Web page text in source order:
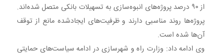
از ۹۰ درصد پروژه‌های انبوه‌سازی به تسهیلات بانکی متصل شده‌اند.
پروژه‌ها روند مناسبی دارند و ظرفیت‌های ایجادشده مانع از توقف
آن‌ها شده است.
وی ادامه داد: وزارت راه و شهرسازی در ادامه سیاست‌های حمایتی